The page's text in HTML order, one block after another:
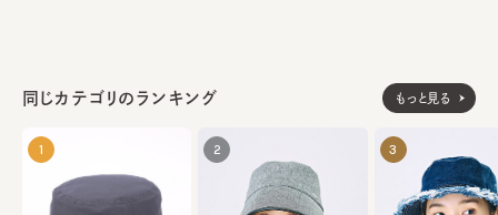
飾り部分：ナイロン100%
生産国 made in JAPAN
同じカテゴリのランキング もっと見る
1 2 3